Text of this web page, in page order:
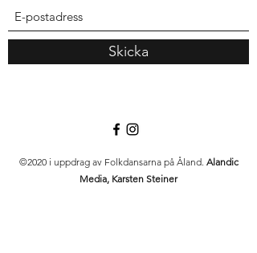
Skicka
©2020 i uppdrag av Folkdansarna på Åland. Alandic
Media, Karsten Steiner